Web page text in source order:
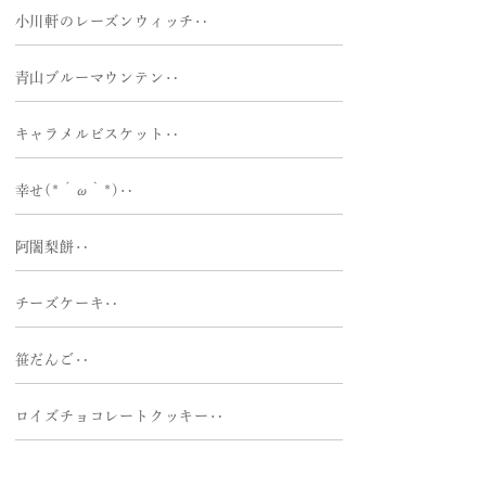
小川軒のレーズンウィッチ‥
青山ブルーマウンテン‥
キャラメルビスケット‥
幸せ(*´ω｀*)‥
阿闍梨餅‥
チーズケーキ‥
笹だんご‥
ロイズチョコレートクッキー‥